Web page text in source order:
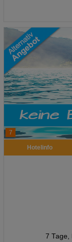
7
Hotelinfo
7 Tage,